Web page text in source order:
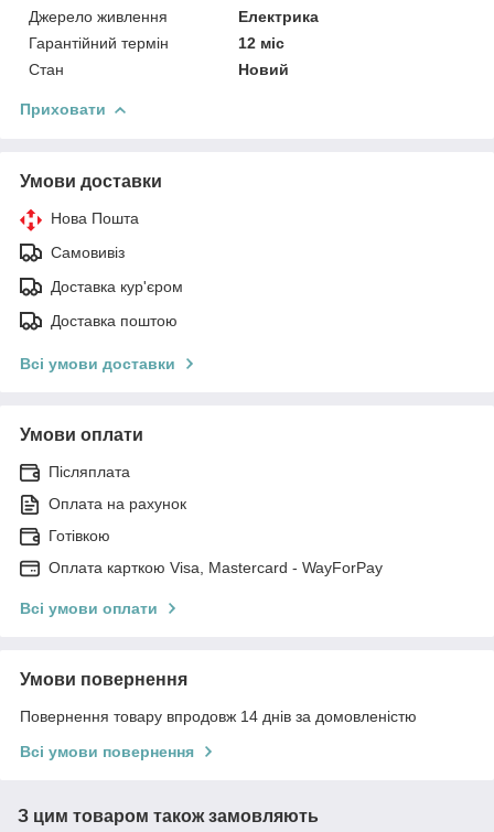
Джерело живлення
Електрика
Гарантійний термін
12 міс
Стан
Новий
Приховати
Умови доставки
Нова Пошта
Самовивіз
Доставка кур'єром
Доставка поштою
Всі умови доставки
Умови оплати
Післяплата
Оплата на рахунок
Готівкою
Оплата карткою Visa, Mastercard - WayForPay
Всі умови оплати
Умови повернення
Повернення товару впродовж 14 днів за домовленістю
Всі умови повернення
З цим товаром також замовляють